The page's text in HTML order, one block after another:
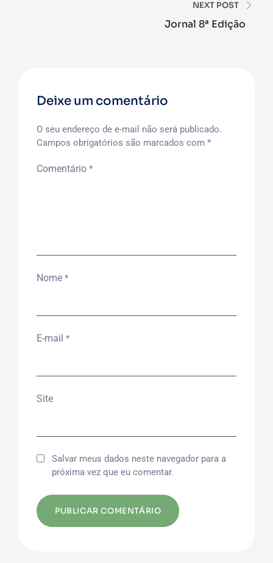
NEXT POST
Jornal 8ª Edição
Deixe um comentário
O seu endereço de e-mail não será publicado.
Campos obrigatórios são marcados com *
Comentário *
Nome *
E-mail *
Site
Salvar meus dados neste navegador para a
próxima vez que eu comentar.